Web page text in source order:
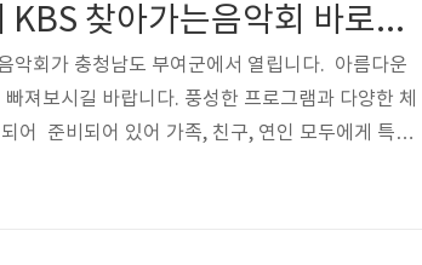
제22회 부여서동연꽃축제 KBS 찾아가는음악회 바로가기 버튼 페이지
악회가 충청남도 부여군에서 열립니다. 아름다운
져보시길 바랍니다. 풍성한 프로그램과 다양한 체
어 준비되어 있어 가족, 친구, 연인 모두에게 특별
에서 잊지 못할 순간을 만들어 여러 가지 공연과